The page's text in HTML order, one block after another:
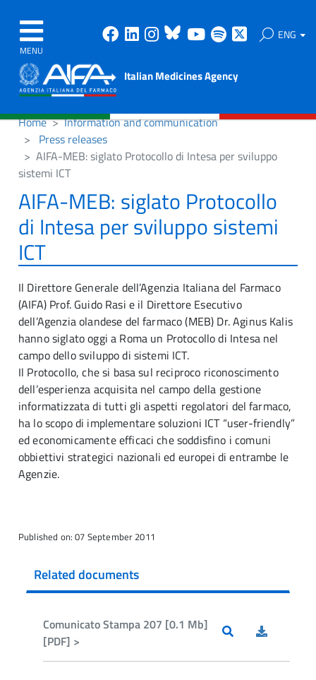
MENU
Facebook
Linkedin
Instagram
Bluesky
Youtube
Spotify ENG
Italian Medicines Agency
Home
Information and communication
Press releases
AIFA-MEB: siglato Protocollo di Intesa per sviluppo
sistemi ICT
AIFA-MEB: siglato Protocollo
di Intesa per sviluppo sistemi
ICT
Il Direttore Generale dell’Agenzia Italiana del Farmaco
(AIFA) Prof. Guido Rasi e il Direttore Esecutivo
dell’Agenzia olandese del farmaco (MEB) Dr. Aginus Kalis
hanno siglato oggi a Roma un Protocollo di Intesa nel
campo dello sviluppo di sistemi ICT.
Il Protocollo, che si basa sul reciproco riconoscimento
dell’esperienza acquisita nel campo della gestione
informatizzata di tutti gli aspetti regolatori del farmaco,
ha lo scopo di implementare soluzioni ICT “user-friendly”
ed economicamente efficaci che soddisfino i comuni
obbiettivi strategici nazionali ed europei di entrambe le
Agenzie.
Published on: 07 September 2011
Related documents
Comunicato Stampa 207 [0.1 Mb]
[PDF] >